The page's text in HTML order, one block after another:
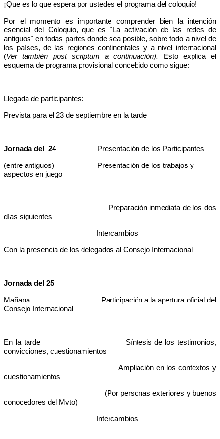
¡Que es lo que espera por ustedes el programa del coloquio!
Por el momento es importante comprender bien la intención
esencial del Coloquio, que es ¨La activación de las redes de
antiguos¨ en todas partes donde sea posible, sobre todo a nivel de
los países, de las regiones continentales y a nivel internacional
(Ver también post scriptum a continuación). Esto explica el
esquema de programa provisional concebido como sigue:
Llegada de participantes:
Prevista para el 23 de septiembre en la tarde
Jornada del 24Presentación de los Participantes
(entre antiguos) Presentación de los trabajos y
aspectos en juego
Preparación inmediata de los dos
días siguientes
Intercambios
Con la presencia de los delegados al Consejo Internacional
Jornada del 25
Mañana
Participación a la apertura oficial del
Consejo Internacional
En la tarde Síntesis de los testimonios,
convicciones, cuestionamientos
Ampliación en los contextos y
cuestionamientos
(Por personas exteriores y buenos
conocedores del Mvto)
Intercambios